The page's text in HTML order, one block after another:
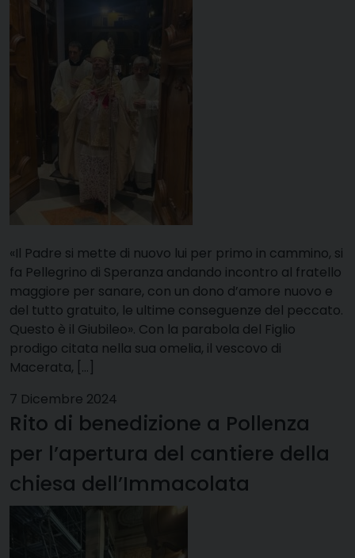
«Il Padre si mette di nuovo lui per primo in cammino, si
fa Pellegrino di Speranza andando incontro al fratello
maggiore per sanare, con un dono d’amore nuovo e
del tutto gratuito, le ultime conseguenze del peccato.
Questo è il Giubileo». Con la parabola del Figlio
prodigo citata nella sua omelia, il vescovo di
Macerata, […]
7 Dicembre 2024
Rito di benedizione a Pollenza
per l’apertura del cantiere della
chiesa dell’Immacolata